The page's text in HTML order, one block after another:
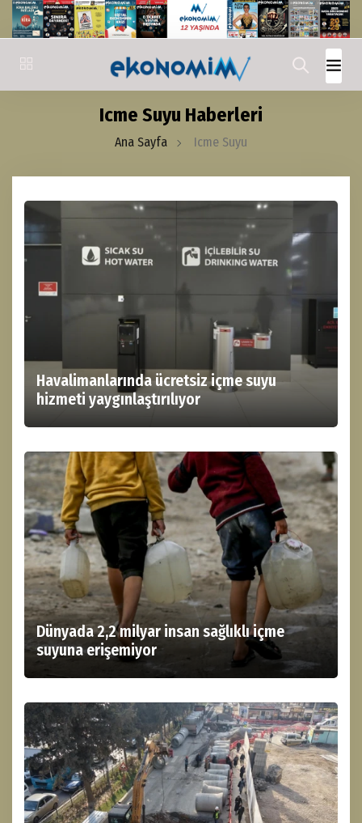
Icme Suyu Haberleri
Ana Sayfa Icme Suyu
Havalimanlarında ücretsiz içme suyu
hizmeti yaygınlaştırılıyor
Dünyada 2,2 milyar insan sağlıklı içme
suyuna erişemiyor